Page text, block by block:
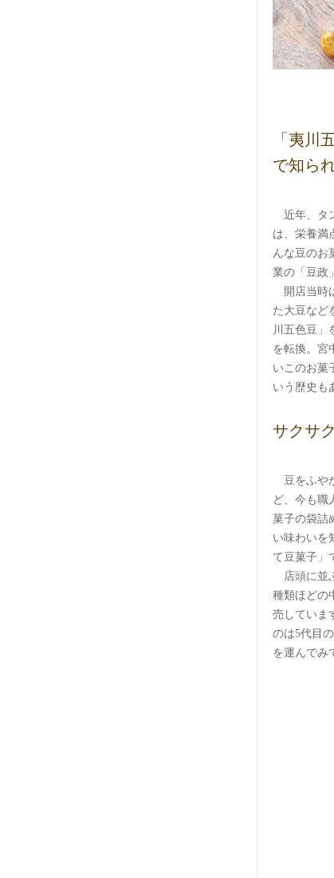
「夷川
で知ら
近年、タ
は、栄養満
んな豆のお
業の「豆政
開店当時
た大豆など
川五色豆」
を転換。宮
いこのお菓
いう歴史も
サクサ
豆をふや
ど、今も職
菓子の袋詰
い味わいを
て豆菓子」
店頭に並
種類ほどの
売していま
のは5代目
を運んでみ